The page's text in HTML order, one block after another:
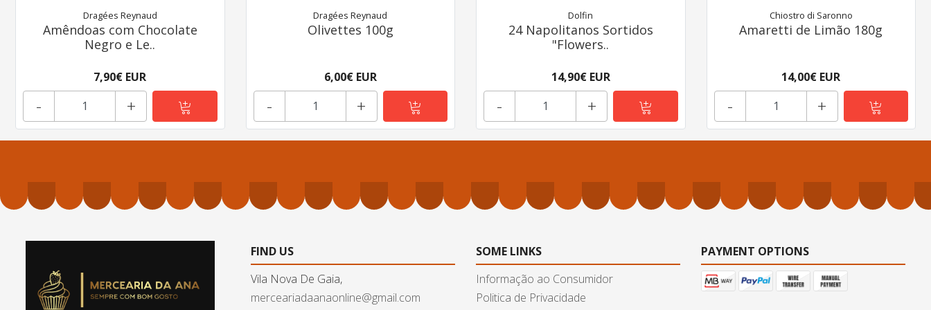
Dragées Reynaud
Amêndoas com Chocolate
Negro e Le..
7,90€ EUR
+
-
Dragées Reynaud
Olivettes 100g
6,00€ EUR
+
-
Dolfin
24 Napolitanos Sortidos
"Flowers..
14,90€ EUR
+
-
Chiostro di Saronno
Amaretti de Limão 180g
14,00€ EUR
+
-
FIND US
Vila Nova De Gaia,
merceariadaanaonline@gmail.com
SOME LINKS
Informação ao Consumidor
Politica de Privacidade
PAYMENT OPTIONS